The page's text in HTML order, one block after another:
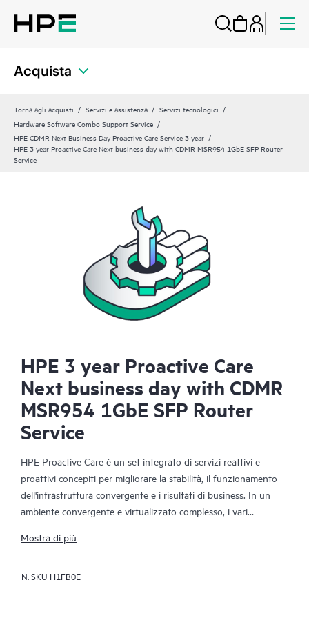
Acquista
Torna agli acquisti Servizi e assistenza
Servizi tecnologici
Hardware Software Combo Support Service
HPE CDMR Next Business Day Proactive Care Service 3 year
HPE 3 year Proactive Care Next business day with CDMR MSR954 1GbE SFP Router
Service
HPE 3 year Proactive Care
Next business day with CDMR
MSR954 1GbE SFP Router
Service
HPE Proactive Care è un set integrato di servizi reattivi e
proattivi concepiti per migliorare la stabilità, il funzionamento
dell'infrastruttura convergente e i risultati di business. In un
ambiente convergente e virtualizzato complesso, i vari
Proactive Care è stato appositamente studiato per supportare i
di supporto che include server, sistemi operativi, hypervisor,
Mostra di più
N. SKU H1FB0E